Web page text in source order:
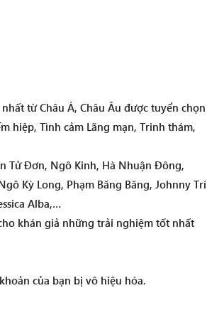
từ Châu Á, Châu Âu được tuyển chọn
hiệp, Tình cảm Lãng mạn, Trinh thám,
Tử Đơn, Ngô Kinh, Hà Nhuận Đông,
Kỳ Long, Phạm Băng Băng, Johnny Trí
Alba,…
khán giả những trải nghiệm tốt nhất
của bạn bị vô hiệu hóa.